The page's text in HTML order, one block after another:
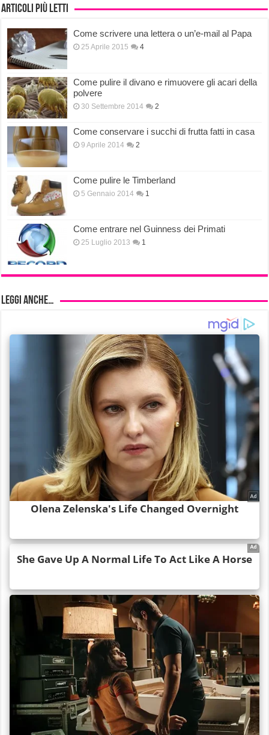
Articoli più letti
Come scrivere una lettera o un’e-mail al Papa
25 Aprile 2015 4
Come pulire il divano e rimuovere gli acari della
polvere
30 Settembre 2014 2
Come conservare i succhi di frutta fatti in casa
9 Aprile 2014 2
Come pulire le Timberland
5 Gennaio 2014 1
Come entrare nel Guinness dei Primati
25 Luglio 2013 1
Leggi anche…